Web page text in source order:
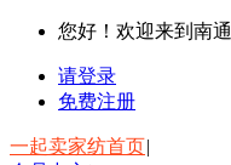
您好！欢迎来到南通
请登录
免费注册
一起卖家纺首页|